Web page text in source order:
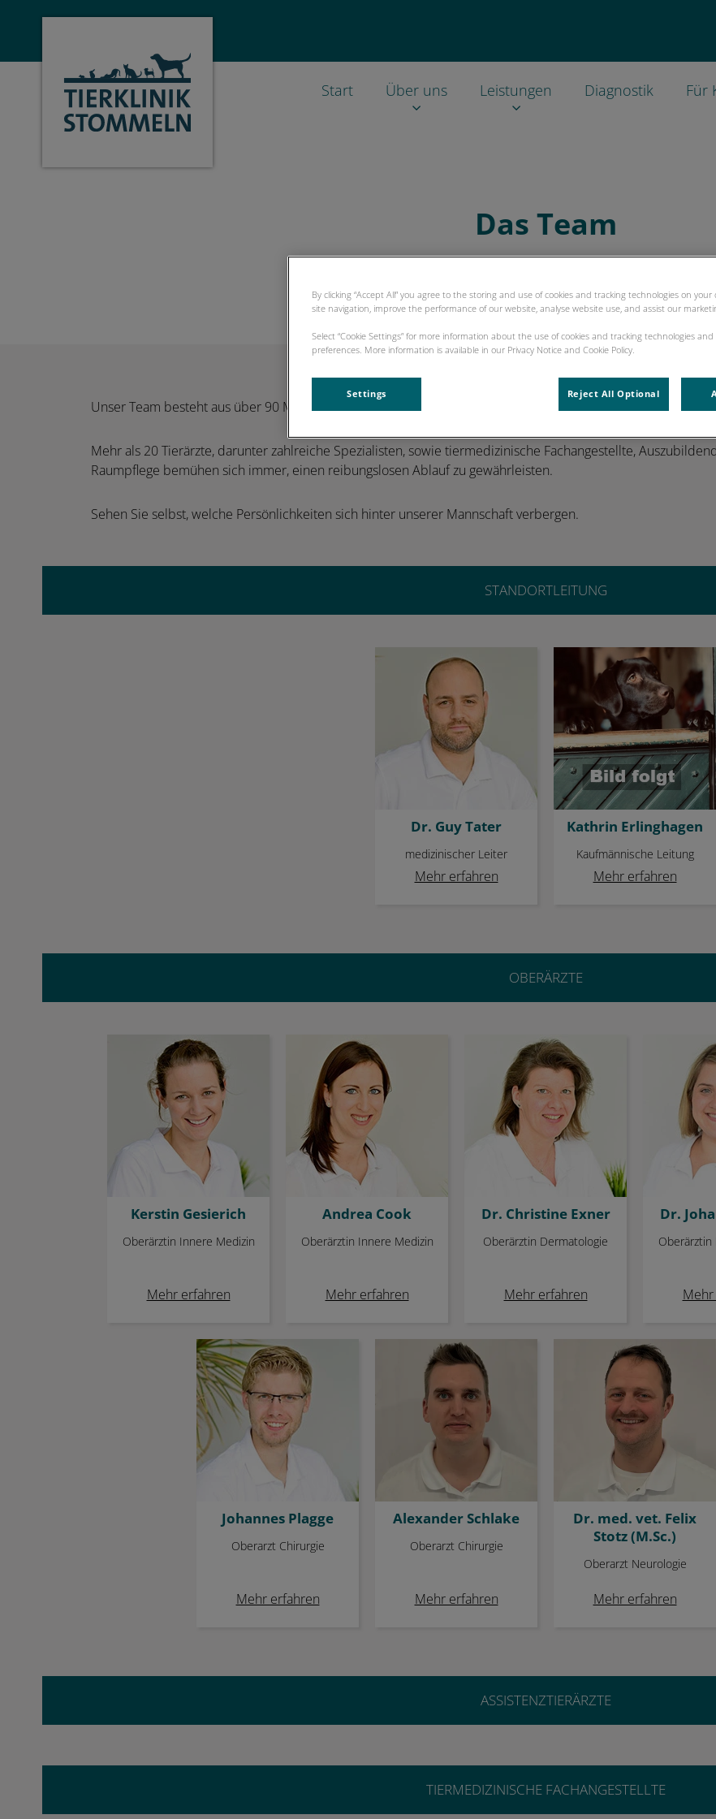
Homepage Tierklinik Stommeln Start Über uns Leistungen Diagnostik Für
Das Team
der Tierklinik Stommeln stellt sich
Unser Team besteht aus über 90 Mitarbeitern und Mitarbeiterinnen, die sich jederzeit kompetent und
Mehr als 20 Tierärzte, darunter zahlreiche Spezialisten, sowie tiermedizinische Fachangestellte,
Raumpflege bemühen sich immer, einen reibungslosen Ablauf zu gewährleisten.
Sehen Sie selbst, welche Persönlichkeiten sich hinter unserer Mannschaft verbergen.
STANDORTLEITUNG
Dr. Guy Tater
Dr. Guy Tater
medizinischer Leiter
Mehr erfahren
Kathrin Erlinghagen
Kathrin Erlinghagen
Kaufmännische Leitung
Mehr erfahren
OBERÄRZTE
Kerstin Gesierich
Kerstin Gesierich
Oberärztin Innere Medizin
Mehr erfahren
Andrea Cook
Andrea Cook
Oberärztin Innere Medizin
Mehr erfahren
Dr. Christine Exner
Dr. Christine Exner
Oberärztin Dermatologie
Mehr erfahren
Dr.
Dr.
Oberärztin
Johannes Plagge
Johannes Plagge
Oberarzt Chirurgie
Mehr erfahren
Alexander Schlake
Alexander Schlake
Oberarzt Chirurgie
Mehr erfahren
Dr. med. vet. Felix
Stotz (M.Sc.)
Dr. med. vet. Felix Stotz
(M.Sc.)
Oberarzt Neurologie
Mehr erfahren
ASSISTENZTIERÄRZTE
TIERMEDIZINISCHE FACHANGESTELLTE
By clicking “Accept All” you agree to the storing and use of cookies and tracking technologies on
site navigation, improve the performance of our website, analyse website use, and assist our
Select “Cookie Settings” for more information about the use of cookies and tracking technologies
preferences. More information is available in our Privacy Notice and Cookie Policy.
Settings Reject All Optional